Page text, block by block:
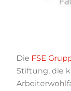
Die FSE
Stiftung, die